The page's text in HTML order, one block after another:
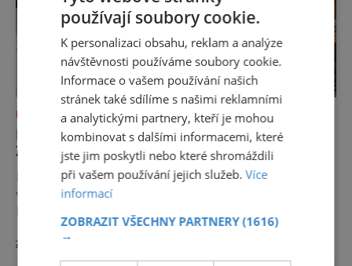
DOVOLENÁ V ZAHRANIČÍ
REGION SCHLADMING-DACHSTEIN:
ZÁŽITKY NA SVAHU I V RESTAURACI
Když se k zemi začnou snášet první sněhové
vločky, promění se horská oblast kolem
Dachsteinu ve skutečný zimní ráj. Kromě
četných možností sportovního vyžití zde na
hosty čeká vřelé přijetí hostitelů a vynikající
zobrazit více >>
používají soubory cookie.
K personalizaci obsahu, reklam a analýze
návštěvnosti používáme soubory cookie.
Informace o vašem používání našich
stránek také sdílíme s našimi reklamními
a analytickými partnery, kteří je mohou
kombinovat s dalšími informacemi, které
jste jim poskytli nebo které shromáždili
při vašem používání jejich služeb.Více
informací
ZOBRAZIT VŠECHNY PARTNERY(1616)
→